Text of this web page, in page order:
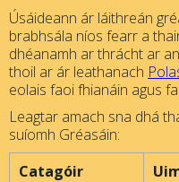
Úsáideann ár láithreán
brabhsála níos fearr a
dhéanamh ar thrácht ar
thoil ar ár leathanach
eolais faoi fhianáin agus
Leagtar amach sna dhá
suíomh Gréasáin:
Catagóir